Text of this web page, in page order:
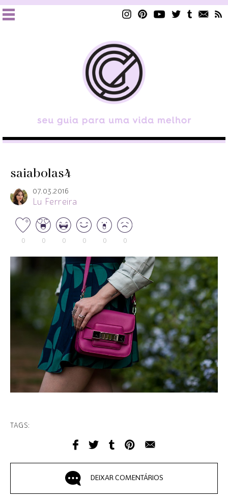
saiabolas4
07.03.2016
Lu Ferreira
0 0 0 0 0 0
TAGS:
DEIXAR COMENTÁRIOS